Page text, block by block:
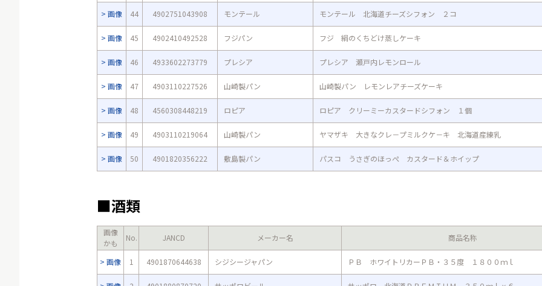
画像 44 4902751043908 モンテール モンテール 北海道チーズシフォン ２コ
画像 45 4902410492528 フジパン フジ 絹のくちどけ蒸しケーキ
画像 46 4933602273779 プレシア プレシア 瀬戸内レモンロール
画像 47 4903110227526 山崎製パン 山崎製パン レモンレアチーズケーキ
画像 48 4560308448219 ロピア ロピア クリーミーカスタードシフォン １個
画像 49 4903110219064 山崎製パン ヤマザキ 大きなクレ－プミルクケ－キ 北海道産練乳
画像 50 4901820356222 敷島製パン パスコ うさぎのほっぺ カスタード＆ホイップ
■酒類
画像
かも
No. JANCD メーカー名 商品名称
画像 1 4901870644638 シジシージャパン ＰＢ ホワイトリカーＰＢ・３５度 １８００ｍｌ